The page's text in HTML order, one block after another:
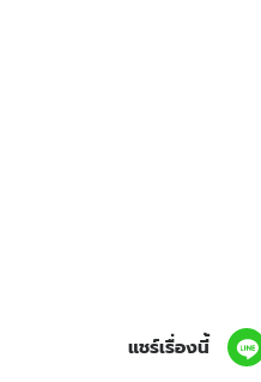
แชร์เรื่องนี้